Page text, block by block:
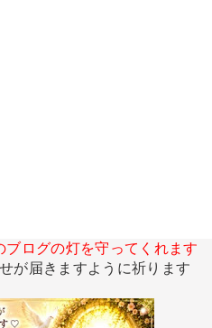
ブログの灯を守ってくれます
が届きますように祈ります